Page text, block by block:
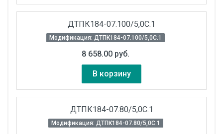
ДТПК184-07.100/5,0С.1
Модификация: ДТПК184-07.100/5,0С.1
8 658.00 руб.
В корзину
ДТПК184-07.80/5,0С.1
Модификация: ДТПК184-07.80/5,0С.1